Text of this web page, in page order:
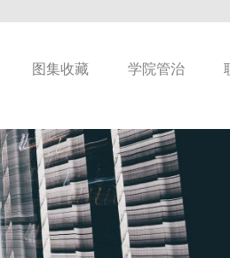
图集收藏 学院管治